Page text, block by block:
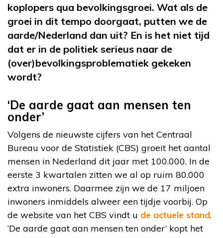
koplopers qua bevolkingsgroei. Wat als de
groei in dit tempo doorgaat, putten we de
aarde/Nederland dan uit? En is het niet tijd
dat er in de politiek serieus naar de
(over)bevolkingsproblematiek gekeken
wordt?
‘De aarde gaat aan mensen ten
onder’
Volgens de nieuwste cijfers van het Centraal
Bureau voor de Statistiek (CBS) groeit het aantal
mensen in Nederland dit jaar met 100.000. In de
eerste 3 kwartalen zitten we al op ruim 80.000
extra inwoners. Daarmee zijn we de 17 miljoen
inwoners inmiddels alweer een tijdje voorbij. Op
de website van het CBS vindt u de actuele stand.
‘De aarde gaat aan mensen ten onder’ kopt het